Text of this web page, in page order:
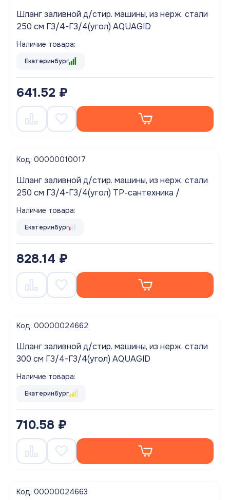
Шланг заливной д/стир. машины, из нерж. стали
250 см Г3/4-Г3/4(угол) AQUAGID
Наличие товара:
Екатеринбург
641.52 ₽
Код: 00000010017
Шланг заливной д/стир. машины, из нерж. стали
250 см Г3/4-Г3/4(угол) ТР-сантехника /
Наличие товара:
Екатеринбург
828.14 ₽
Код: 00000024662
Шланг заливной д/стир. машины, из нерж. стали
300 см Г3/4-Г3/4(угол) AQUAGID
Наличие товара:
Екатеринбург
710.58 ₽
Код: 00000024663